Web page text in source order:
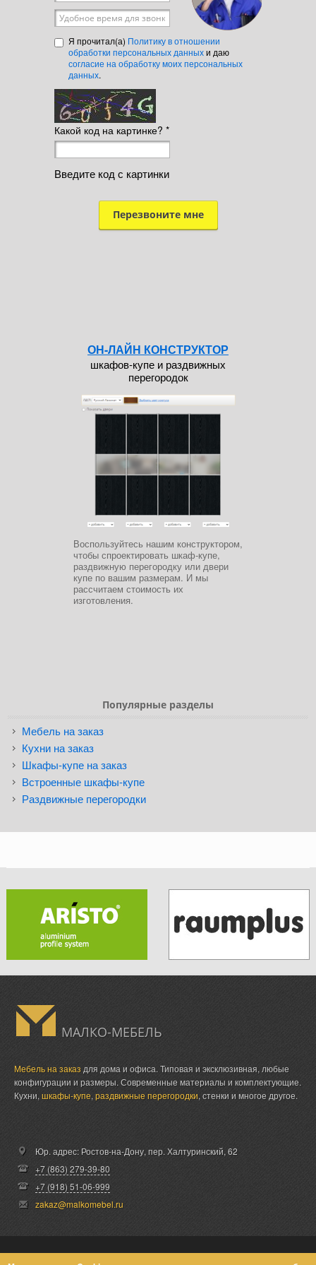
Удобное время для звонка
Я прочитал(а) Политику в отношении
обработки персональных данныхи даю
согласие на обработку моих персональных
данных.
Какой код на картинке? *
Введите код с картинки
ОН-ЛАЙН КОНСТРУКТОР
шкафов-купе и раздвижных
перегородок
Воспользуйтесь нашим конструктором,
чтобы спроектировать шкаф-купе,
раздвижную перегородку или двери
купе по вашим размерам. И мы
рассчитаем стоимость их
изготовления.
Популярные разделы
Мебель на заказ
Кухни на заказ
Шкафы-купе на заказ
Встроенные шкафы-купе
Раздвижные перегородки
МАЛКО-МЕБЕЛЬ
Мебель на заказ для дома и офиса. Типовая и эксклюзивная, любые
конфигурации и размеры. Современные материалы и комплектующие.
Кухни, шкафы-купе, раздвижные перегородки, стенки и многое другое.
Юр. адрес: Ростов-на-Дону, пер. Халтуринский, 62
+7 (863) 279-39-80
+7 (918) 51-06-999
zakaz@malkomebel.ru
© Малко-Мебель 2013-2026